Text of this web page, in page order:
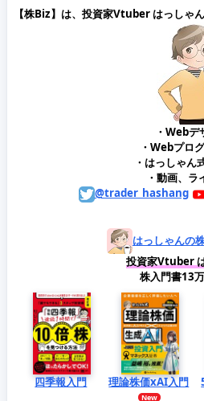
【株Biz】は、投資家Vtuber はっしゃ
・Webデ
・Webプロ
・はっしゃん
・動画、ラ
@trader_hashang
はっしゃんの
投資家Vtuber
株入門書13
四季報入門 理論株価xAI入門